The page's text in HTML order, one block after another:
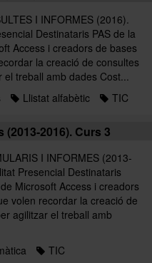
I INFORMES (2016).
Destinataris PAS de la
Access i creadors de bases
la creació de consultes
treball amb dades Cost...
Llistat alfabètic TIC
2016). Curs 3
I INFORMES (2013-
Presencial Destinataris
Microsoft Access i creadors
volen recordar la creació de
agilitzar el treball amb
TIC